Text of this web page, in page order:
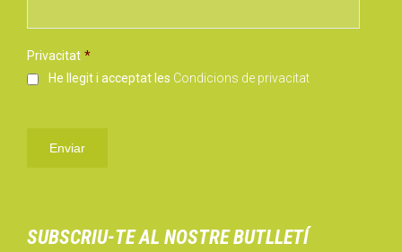
Privacitat *
He llegit i acceptat les Condicions de privacitat
SUBSCRIU-TE AL NOSTRE BUTLLETÍ